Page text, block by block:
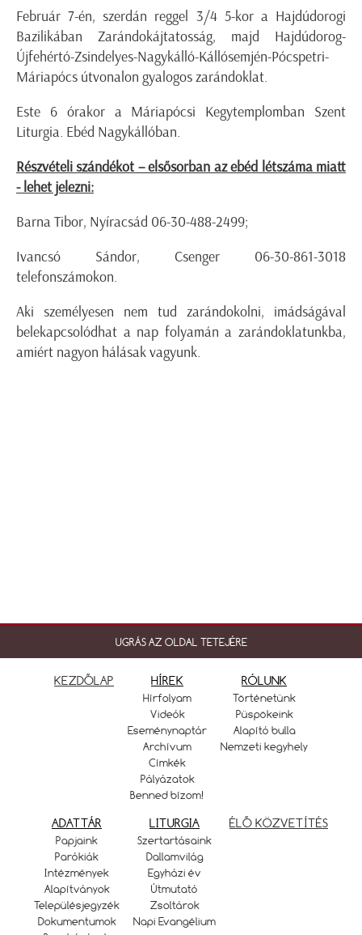
Február 7-én, szerdán reggel 3/4 5-kor a Hajdúdorogi
Bazilikában Zarándokájtatosság, majd Hajdúdorog-
Újfehértó-Zsindelyes-Nagykálló-Kállósemjén-Pócspetri-
Máriapócs útvonalon gyalogos zarándoklat.
Este 6 órakor a Máriapócsi Kegytemplomban Szent
Liturgia. Ebéd Nagykállóban.
Részvételi szándékot – elsősorban az ebéd létszáma miatt
- lehet jelezni:
Barna Tibor, Nyíracsád 06-30-488-2499;
Ivancsó Sándor, Csenger 06-30-861-3018
telefonszámokon.
Aki személyesen nem tud zarándokolni, imádságával
belekapcsolódhat a nap folyamán a zarándoklatunkba,
amiért nagyon hálásak vagyunk.
UGRÁS AZ OLDAL TETEJÉRE
KEZDŐLAP HÍREK
Hírfolyam
Videók
Eseménynaptár
Archívum
Címkék
Pályázatok
Benned bízom!
RÓLUNK
Történetünk
Püspökeink
Alapító bulla
Nemzeti kegyhely
ADATTÁR
Papjaink
Parókiák
Intézmények
Alapítványok
Településjegyzék
Dokumentumok
LITURGIA
Szertartásaink
Dallamvilág
Egyházi év
Útmutató
Zsoltárok
Napi Evangélium
ÉLŐ KÖZVETÍTÉS